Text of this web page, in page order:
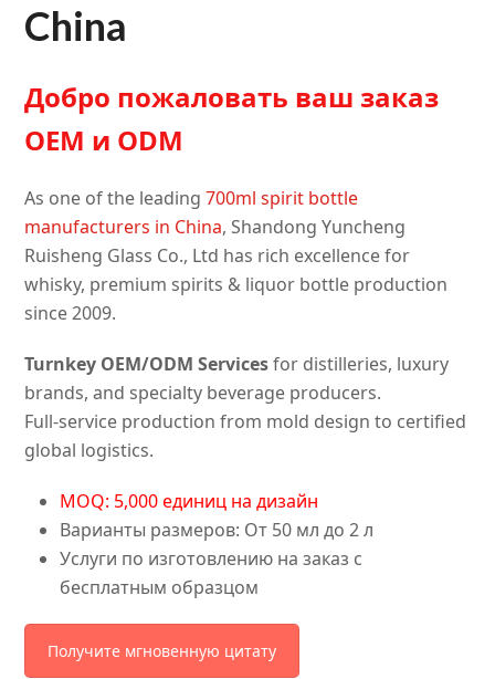
China
Добро пожаловать ваш заказ
OEM и ODM
As one of the leading700ml spirit bottle
manufacturers in China, Shandong Yuncheng
Ruisheng Glass Co., Ltd has rich excellence for
whisky, premium spirits & liquor bottle production
since 2009.
Turnkey OEM/ODM Servicesfor distilleries, luxury
brands, and specialty beverage producers.
Full-service production from mold design to certified
global logistics.
MOQ: 5,000 единиц на дизайн
Варианты размеров: От 50 мл до 2 л
Услуги по изготовлению на заказ с
бесплатным образцом
Получите мгновенную цитату